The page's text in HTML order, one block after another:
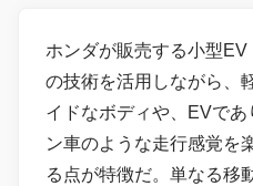
ホンダが販売する小型
の技術を活用しながら、
イドなボディや、EVで
ン車のような走行感覚を
る点が特徴だ。単なる移